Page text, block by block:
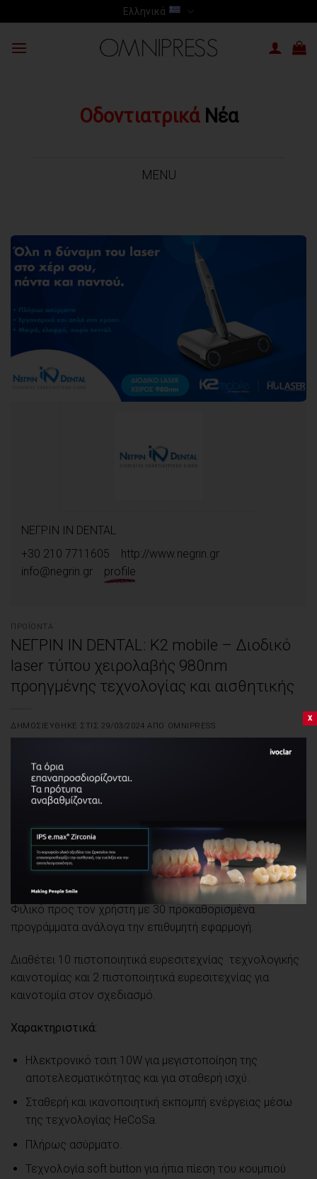
to
content
Ελληνικά
Οδοντιατρικά Νέα
MENU
ΝΕΓΡΙΝ ΙΝ DENTAL
+30 210 7711605 http://www.negrin.gr
info@negrin.gr
profile
ΠΡΟΪΌΝΤΑ
ΝΕΓΡΙΝ IN DENTAL: Κ2 mobile – Διοδικό
laser τύπου χειρολαβής 980nm
προηγμένης τεχνολογίας και αισθητικής
ΔΗΜΟΣΙΕΎΘΗΚΕ ΣΤΙΣ29/03/2024 ΑΠΌ OMNIPRESS
– Διοδικό laser τύπου χειρολαβής 980nm
προηγμένης τεχνολογίας και αισθητικής.
K2mobile,διοδικό laser χειρός 980nm συγκεντρώνει
Πλήρως ασύρματο, ελαφρύ με εργονομικό σχεδιασμό
επιτρέπει απόλυτη ελευθερία κινήσεων και ευκολία στην
Φιλικό προς τον χρήστη με 30 προκαθορισμένα
προγράμματα ανάλογα την επιθυμητή εφαρμογή.
Διαθέτει 10 πιστοποιητικά ευρεσιτεχνίας τεχνολογικής
καινοτομίας και 2 πιστοποιητικά ευρεσιτεχνίας για
καινοτομία στον σχεδιασμό.
Χαρακτηριστικά:
Ηλεκτρονικό τσιπ 10W για μεγιστοποίηση της
αποτελεσματικότητας και για σταθερή ισχύ.
Σταθερή και ικανοποιητική εκπομπή ενέργειας μέσω
της τεχνολογίας HeCoSa.
Πλήρως ασύρματο.
Τεχνολογία soft button για ήπια πίεση του κουμπιού
x